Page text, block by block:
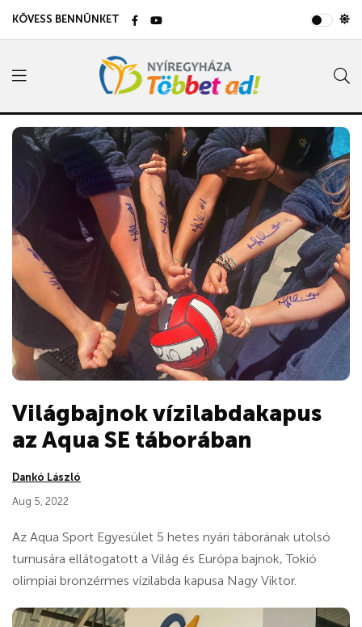
KÖVESS BENNÜNKET
Világbajnok vízilabdakapus
az Aqua SE táborában
Dankó László
Aug 5, 2022
Az Aqua Sport Egyesület 5 hetes nyári táborának utolsó
turnusára ellátogatott a Világ és Európa bajnok, Tokió
olimpiai bronzérmes vízilabda kapusa Nagy Viktor.